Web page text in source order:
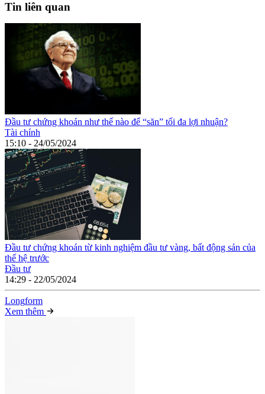
Tin liên quan
Đầu tư chứng khoán như thế nào để “săn” tối đa lợi nhuận?
Tài chính
15:10 - 24/05/2024
Đầu tư chứng khoán từ kinh nghiệm đầu tư vàng, bất động sản của
thế hệ trước
Đầu tư
14:29 - 22/05/2024
Longform
Xem thêm